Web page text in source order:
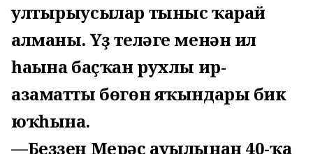
ултырыусылар тыныс ҡарай
алманы. Үҙ теләге менән ил
һағына баҫҡан рухлы ир-
азаматты бөгөн яҡындары бик
юҡһына.
—Беҙҙең Мерәҫ ауылынан 40-ҡа